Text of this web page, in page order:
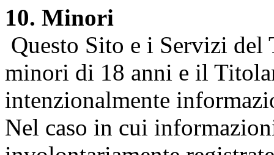
10. Minori
Questo Sito e i Servizi del
minori di 18 anni e il
intenzionalmente
Nel caso in cui